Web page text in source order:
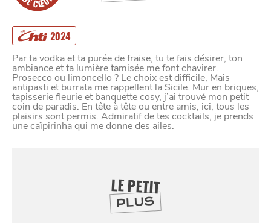
2024
Par ta vodka et ta purée de fraise, tu te fais désirer, ton
ambiance et ta lumière tamisée me font chavirer.
Prosecco ou limoncello ? Le choix est difficile, Mais
antipasti et burrata me rappellent la Sicile. Mur en briques,
tapisserie fleurie et banquette cosy, j’ai trouvé mon petit
coin de paradis. En tête à tête ou entre amis, ici, tous les
plaisirs sont permis. Admiratif de tes cocktails, je prends
une caïpirinha qui me donne des ailes.
LE PETIT
PLUS
SE
DIVERTIR